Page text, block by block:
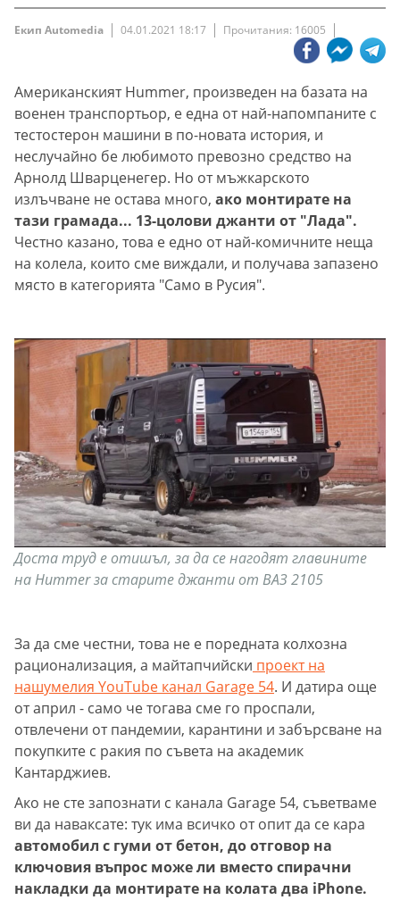
Екип Automedia 04.01.2021 18:17 Прочитания: 16005
Американският Hummer, произведен на базата на
военен транспортьор, е една от най-напомпаните с
тестостерон машини в по-новата история, и
неслучайно бе любимото превозно средство на
Арнолд Шварценегер. Но от мъжкарското
излъчване не остава много, ако монтирате на
тази грамада... 13-цолови джанти от "Лада".
Честно казано, това е едно от най-комичните неща
на колела, които сме виждали, и получава запазено
място в категорията "Само в Русия".
Доста труд е отишъл, за да се нагодят главините
на Hummer за старите джанти от ВАЗ 2105
За да сме честни, това не е поредната колхозна
рационализация, а майтапчийски проект на
нашумелия YouTube канал Garage 54. И датира още
от април - само че тогава сме го проспали,
отвлечени от пандемии, карантини и забърсване на
покупките с ракия по съвета на академик
Кантарджиев.
Ако не сте запознати с канала Garage 54, съветваме
ви да наваксате: тук има всичко от опит да се кара
автомобил с гуми от бетон, до отговор на
ключовия въпрос може ли вместо спирачни
накладки да монтирате на колата два iPhone.